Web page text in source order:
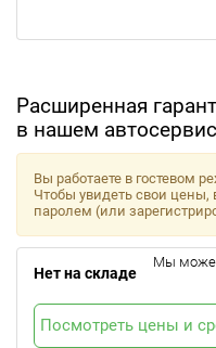
Расширенная
в нашем
Вы работаете в гостевом
Чтобы увидеть свои
паролем (или
Нет на складе
Мы
Посмотреть цены и